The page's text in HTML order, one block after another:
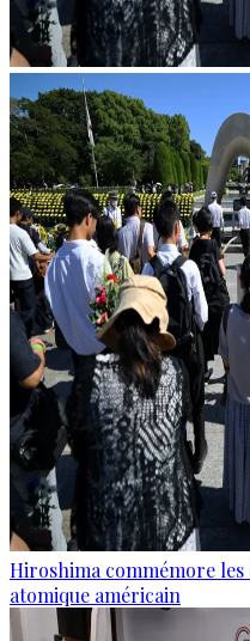
Hiroshima commémore
atomique américain